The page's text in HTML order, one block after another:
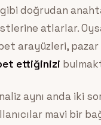
gibi doğrudan
atlarlar.
arayüzleri,
ettiğinizi
aynı anda iki
mavi bir